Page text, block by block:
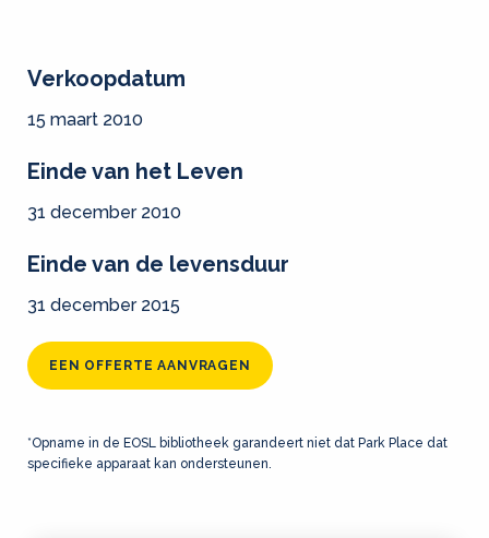
Verkoopdatum
15 maart 2010
Einde van het Leven
31 december 2010
Einde van de levensduur
31 december 2015
EEN OFFERTE AANVRAGEN
*Opname in de EOSL bibliotheek garandeert niet dat Park Place dat
specifieke apparaat kan ondersteunen.